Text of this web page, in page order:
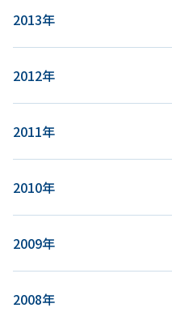
2013年
2012年
2011年
2010年
2009年
2008年